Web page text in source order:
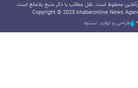
محفوظ است. نقل مطالب با ذکر منبع بلامانع است.
Copyright © 2025 khabaronline News
طراحی و تولید: نستوه